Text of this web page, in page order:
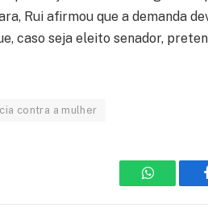
Rui afirmou que a demanda
caso seja eleito senador,
contra a mulher
WhatsApp